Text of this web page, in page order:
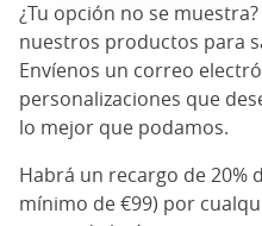
¿Tu opción no se
nuestros productos para
Envíenos un correo
personalizaciones que
lo mejor que podamos.
Habrá un recargo de 20%
mínimo de €99) por